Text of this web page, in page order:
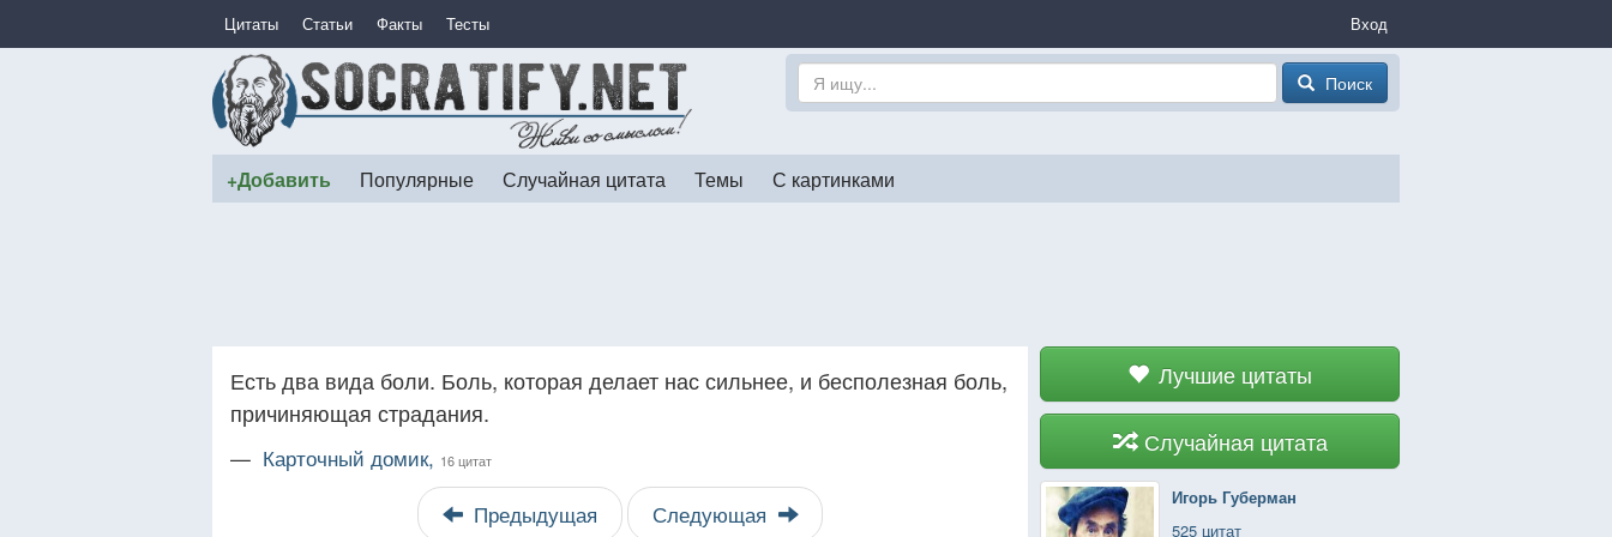
Цитаты Статьи Факты Тесты Вход
Поиск
+Добавить Популярные Случайная цитата Темы С картинками
Лучшие цитаты
Случайная цитата
Игорь Губерман
525 цитат
Есть два вида боли. Боль, которая делает нас сильнее, и бесполезная боль,
причиняющая страдания.
— Карточный домик, 16 цитат
Предыдущая Следующая